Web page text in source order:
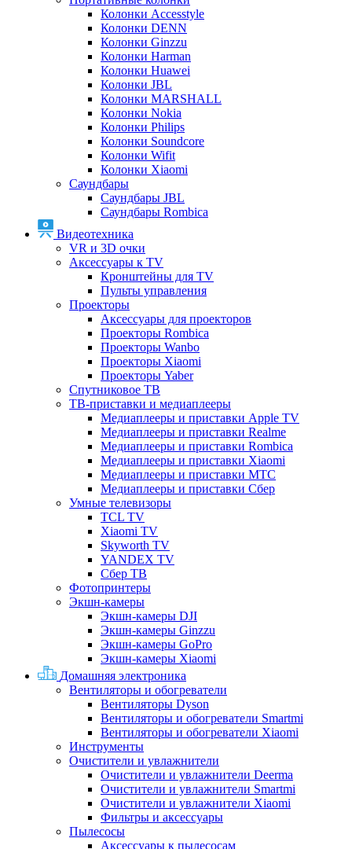
Колонки Accesstyle
Колонки DENN
Колонки Ginzzu
Колонки Harman
Колонки Huawei
Колонки JBL
Колонки MARSHALL
Колонки Nokia
Колонки Philips
Колонки Soundcore
Колонки Wifit
Колонки Xiaomi
Саундбары
Саундбары JBL
Саундбары Rombica
Видеотехника
VR и 3D очки
Аксессуары к TV
Кронштейны для TV
Пульты управления
Проекторы
Аксессуары для проекторов
Проекторы Rombica
Проекторы Wanbo
Проекторы Xiaomi
Проекторы Yaber
Спутниковое ТВ
ТВ-приставки и медиаплееры
Медиаплееры и приставки Apple TV
Медиаплееры и приставки Realme
Медиаплееры и приставки Rombica
Медиаплееры и приставки Xiaomi
Медиаплееры и приставки МТС
Медиаплееры и приставки Сбер
Умные телевизоры
TCL TV
Xiaomi TV
Skyworth TV
YANDEX TV
Сбер ТВ
Фотопринтеры
Экшн-камеры
Экшн-камеры DJI
Экшн-камеры Ginzzu
Экшн-камеры GoPro
Экшн-камеры Xiaomi
Домашняя электроника
Вентиляторы и обогреватели
Вентиляторы Dyson
Вентиляторы и обогреватели Smartmi
Вентиляторы и обогреватели Xiaomi
Инструменты
Очистители и увлажнители
Очистители и увлажнители Deerma
Очистители и увлажнители Smartmi
Очистители и увлажнители Xiaomi
Фильтры и аксессуары
Пылесосы
Аксессуары к пылесосам